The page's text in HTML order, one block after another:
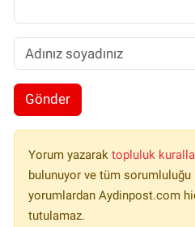
Gönder
Yorum yazarak topluluk
bulunuyor ve tüm sorumluluğu
yorumlardan Aydinpost.com
tutulamaz.